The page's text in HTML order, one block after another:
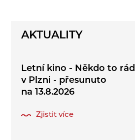
AKTUALITY
Letní kino - Někdo to rád
v Plzni - přesunuto
na 13.8.2026
Zjistit více